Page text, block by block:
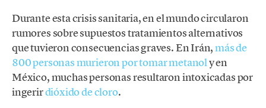
Durante esta crisis sanitaria, en el mundo circularon
rumores sobre supuestos tratamientos alternativos
que tuvieron consecuencias graves. En Irán,más de
800 personas murieron por tomar metanoly en
México, muchas personas resultaron intoxicadas por
ingerirdióxido de cloro.